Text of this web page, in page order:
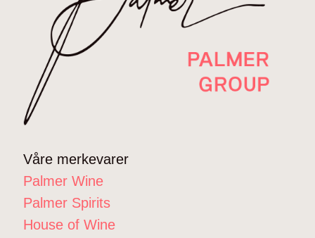
Våre merkevarer
Palmer Wine
Palmer Spirits
House of Wine